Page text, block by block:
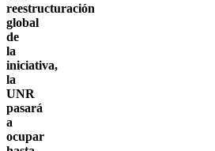
reestructuración
global
de
la
iniciativa,
la
UNR
pasará
a
ocupar